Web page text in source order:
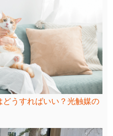
うすればいい？光触媒の